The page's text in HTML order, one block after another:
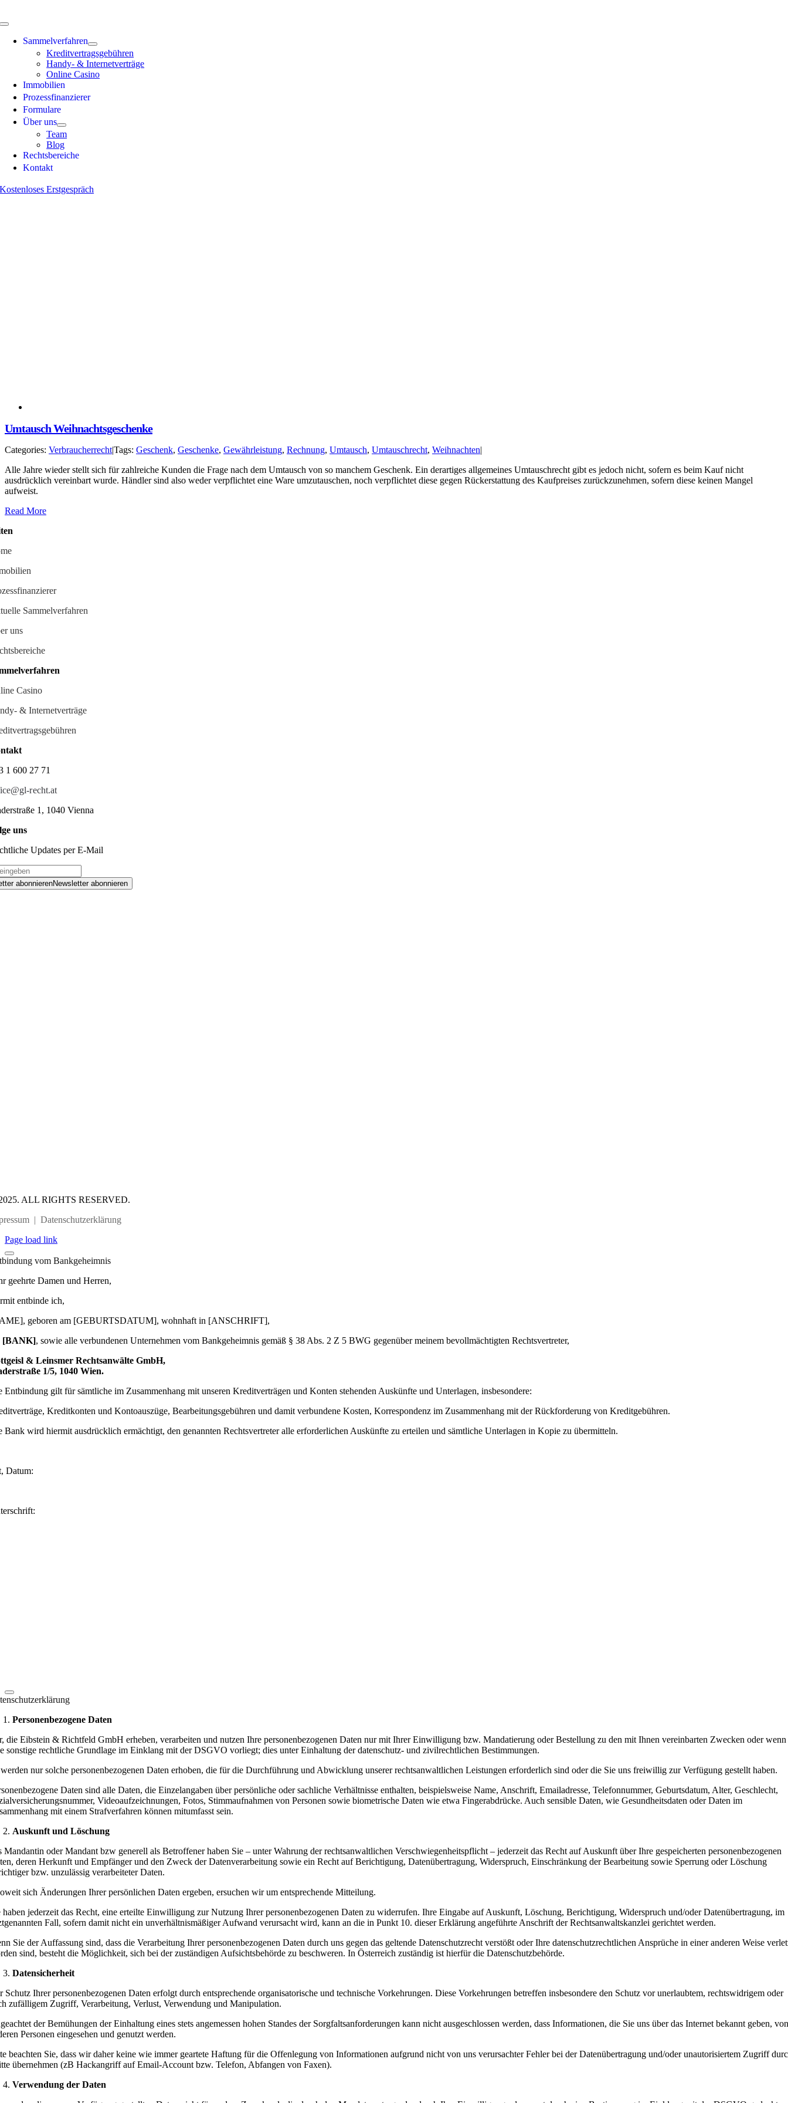
Toggle
NavigationSammelverfahren
Kreditvertragsgebühren
Handy- & Internetverträge
Online Casino
Immobilien
Prozessfinanzierer
Formulare
Über uns
Team
Blog
Rechts­bereiche
Kontakt
Kostenloses Erstgespräch
Umtausch Weihnachtsgeschenke
Categories: Verbraucherrecht|Tags: Geschenk, Geschenke, Gewährleistung, Rechnung, Umtausch, Umtauschrecht, Weihnachten|
Alle Jahre wieder stellt sich für zahlreiche Kunden die Frage nach dem Umtausch von so manchem Geschenk. Ein derartiges allgemeines Umtauschrecht gibt es jedoch nicht, sofern es beim Kauf nicht
ausdrücklich vereinbart wurde. Händler sind also weder verpflichtet eine Ware umzutauschen, noch verpflichtet diese gegen Rückerstattung des Kaufpreises zurückzunehmen, sofern diese keinen Mangel
aufweist.
Read More
Sammelverfahren
uns
Casino
& Internetverträge
1 600 27 71
recht.at
1, 1040 Vienna
uns
Updates per E-Mail
abonnierenNewsletter abonnieren
ALL RIGHTS RESERVED.
|Datenschutzerklärung
Page load link
vom Bankgeheimnis
geehrte Damen und Herren,
entbinde ich,
geboren am [GEBURTSDATUM], wohnhaft in [ANSCHRIFT],
[BANK], sowie alle verbundenen Unternehmen vom Bankgeheimnis gemäß § 38 Abs. 2 Z 5 BWG gegenüber meinem bevollmächtigten Rechtsvertreter,
& Leinsmer Rechtsanwälte GmbH,
1/5, 1040 Wien.
Entbindung gilt für sämtliche im Zusammenhang mit unseren Kreditverträgen und Konten stehenden Auskünfte und Unterlagen, insbesondere:
Kreditkonten und Kontoauszüge, Bearbeitungsgebühren und damit verbundene Kosten, Korrespondenz im Zusammenhang mit der Rückforderung von Kreditgebühren.
Bank wird hiermit ausdrücklich ermächtigt, den genannten Rechtsvertreter alle erforderlichen Auskünfte zu erteilen und sämtliche Unterlagen in Kopie zu übermitteln.
Datum:
Personenbezogene Daten
die Eibstein & Richtfeld GmbH erheben, verarbeiten und nutzen Ihre personenbezogenen Daten nur mit Ihrer Einwilligung bzw. Mandatierung oder Bestellung zu den mit Ihnen vereinbarten Zwecken oder wenn
sonstige rechtliche Grundlage im Einklang mit der DSGVO vorliegt; dies unter Einhaltung der datenschutz- und zivilrechtlichen Bestimmungen.
nur solche personenbezogenen Daten erhoben, die für die Durchführung und Abwicklung unserer rechtsanwaltlichen Leistungen erforderlich sind oder die Sie uns freiwillig zur Verfügung gestellt haben.
Daten sind alle Daten, die Einzelangaben über persönliche oder sachliche Verhältnisse enthalten, beispielsweise Name, Anschrift, Emailadresse, Telefonnummer, Geburtsdatum, Alter, Geschlecht,
Videoaufzeichnungen, Fotos, Stimmaufnahmen von Personen sowie biometrische Daten wie etwa Fingerabdrücke. Auch sensible Daten, wie Gesundheitsdaten oder Daten im
mit einem Strafverfahren können mitumfasst sein.
Auskunft und Löschung
Mandantin oder Mandant bzw generell als Betroffener haben Sie – unter Wahrung der rechtsanwaltlichen Verschwiegenheitspflicht – jederzeit das Recht auf Auskunft über Ihre gespeicherten personenbezogenen
deren Herkunft und Empfänger und den Zweck der Datenverarbeitung sowie ein Recht auf Berichtigung, Datenübertragung, Widerspruch, Einschränkung der Bearbeitung sowie Sperrung oder Löschung
bzw. unzulässig verarbeiteter Daten.
sich Änderungen Ihrer persönlichen Daten ergeben, ersuchen wir um entsprechende Mitteilung.
haben jederzeit das Recht, eine erteilte Einwilligung zur Nutzung Ihrer personenbezogenen Daten zu widerrufen. Ihre Eingabe auf Auskunft, Löschung, Berichtigung, Widerspruch und/oder Datenübertragung, im
Fall, sofern damit nicht ein unverhältnismäßiger Aufwand verursacht wird, kann an die in Punkt 10. dieser Erklärung angeführte Anschrift der Rechtsanwaltskanzlei gerichtet werden.
Sie der Auffassung sind, dass die Verarbeitung Ihrer personenbezogenen Daten durch uns gegen das geltende Datenschutzrecht verstößt oder Ihre datenschutzrechtlichen Ansprüche in einer anderen Weise
sind, besteht die Möglichkeit, sich bei der zuständigen Aufsichtsbehörde zu beschweren. In Österreich zuständig ist hierfür die Datenschutzbehörde.
Datensicherheit
Schutz Ihrer personenbezogenen Daten erfolgt durch entsprechende organisatorische und technische Vorkehrungen. Diese Vorkehrungen betreffen insbesondere den Schutz vor unerlaubtem, rechtswidrigem oder
zufälligem Zugriff, Verarbeitung, Verlust, Verwendung und Manipulation.
der Bemühungen der Einhaltung eines stets angemessen hohen Standes der Sorgfaltsanforderungen kann nicht ausgeschlossen werden, dass Informationen, die Sie uns über das Internet bekannt geben,
Personen eingesehen und genutzt werden.
beachten Sie, dass wir daher keine wie immer geartete Haftung für die Offenlegung von Informationen aufgrund nicht von uns verursachter Fehler bei der Datenübertragung und/oder unautorisiertem Zugriff
übernehmen (zB Hackangriff auf Email-Account bzw. Telefon, Abfangen von Faxen).
Verwendung der Daten